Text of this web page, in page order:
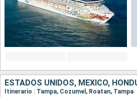
ESTADOS UNIDOS, MÉXICO,
Itinerario : Tampa, Cozumel, Roatan, Tampa